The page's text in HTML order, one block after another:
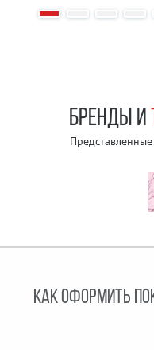
БРЕНДЫ И
Представленные
КАК ОФОРМИТЬ